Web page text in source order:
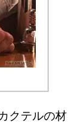
クテルの材